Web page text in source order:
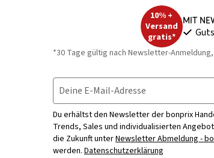
10% +
Versand
gratis*
Mit
*30 Tage gültig nach Newsletter-
Deine E-Mail-Adresse
Du erhältst den Newsletter der bonprix
Trends, Sales und individualisierten
die Zukunft unterNewsletter Abmeldung -
werden. Datenschutzerklärung